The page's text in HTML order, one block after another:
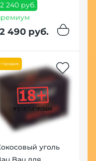
240 руб.
490 руб.
продаж
уголь